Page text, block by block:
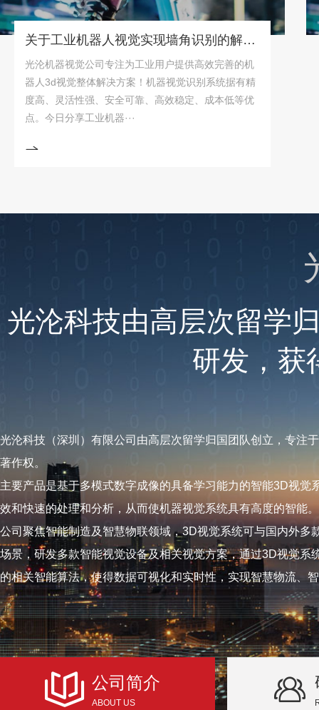
关于工业机器人视觉实现墙角识别的解决方案！
沦机器视觉公司专注为工业用户提供高效完善的机
人3d视觉整体解决方案！机器视觉识别系统据有精
高、灵活性强、安全可靠、高效稳定、成本低等优
。今日分享工业机器···
光沦科技由高层次留学
研发，获
光沦科技（深圳）有限公司由高层次留学归国团队创立，专注
著作权。
主要产品是基于多模式数字成像的具备学习能力的智能3D视
效和快速的处理和分析，从而使机器视觉系统具有高度的智能
公司聚焦智能制造及智慧物联领域，3D视觉系统可与国内外
场景，研发多款智能视觉设备及相关视觉方案，通过3D视觉
的相关智能算法，使得数据可视化和实时性，实现智慧物流、
公司简介
ABOUT US